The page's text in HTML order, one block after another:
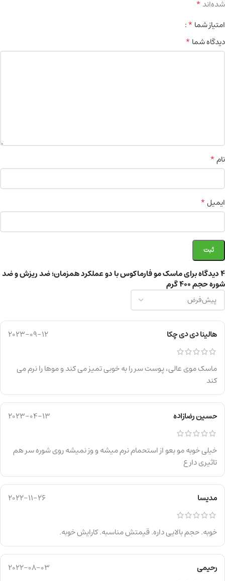
4 دیدگاه برای ماسک مو فارماکوس با دو عملکرد همزمان؛ ضد ریزش و ضد
شوره حجم 400 گرم
هالینا دی دی چکا 2023-09-12
ماسک موی عالی، پوست سر را به خوبی تمیز می کند و موها را نرم می
کند
حسین رضازاده 2023-04-13
خیلی خوبه مو بعو از استحمام نرم میشه و وز نمیشه روی شوره سر هم
تاثیری دارع
مدیسا 2022-11-26
خوبه. حجم بالایی داره. قیمتش مناسبه. کارایش خوبه.
رحیمی 2022-08-03
شده‌اند*
امتیاز شما*
دیدگاه شما*
نام*
ایمیل*